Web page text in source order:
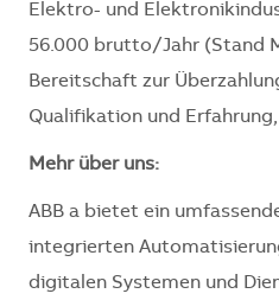
Elektro- und
56.000 brutto/Jahr (Stand
Bereitschaft zur
Qualifikation und
Mehr über uns:
ABB a bietet ein
integrierten
digitalen Systemen und